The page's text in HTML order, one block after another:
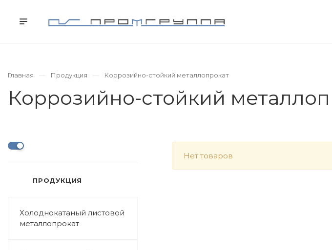
Главная
Продукция Коррозийно-стойкий металлопрокат
Коррозийно-стойкий
ПРОДУКЦИЯ
Холоднокатаный листовой
металлопрокат
Нет товаров